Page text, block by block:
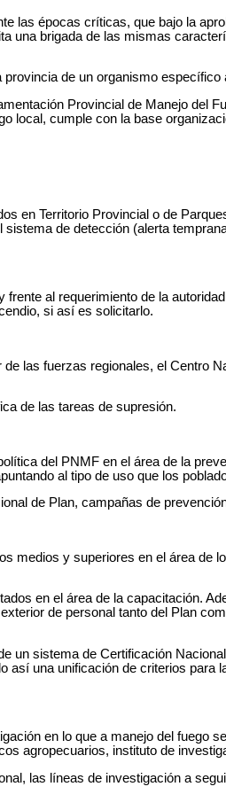
las épocas críticas, que bajo la
una brigada de las mismas
de un organismo
Provincial de Manejo del
local, cumple con la base
en Territorio Provincial o de
sistema de detección (alerta
al requerimiento de la
si así es solicitarlo.
las fuerzas regionales, el Centro
de las tareas de supresión.
del PNMF en el área de la
al tipo de uso que los
de Plan, campañas de
medios y superiores en el área de
en el área de la capacitación.
de personal tanto del Plan
un sistema de Certificación
así una unificación de criterios
en lo que a manejo del fuego
agropecuarios, instituto de
las líneas de investigación a